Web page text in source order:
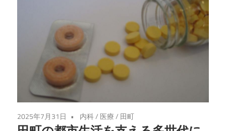
う！
2025年7月31日 内科/ 医療/ 田町